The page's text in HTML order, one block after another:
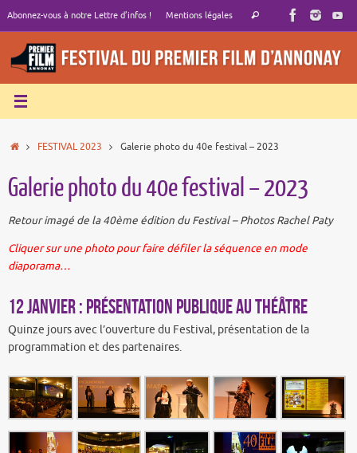
contenu
Abonnez-vous à notre Lettre d’infos ! Mentions légales
Recherche
Rechercher
AccueilFESTIVAL 2023 Galerie photo du 40e festival – 2023
Galerie photo du 40e festival – 2023
Retour imagé de la 40ème édition du Festival – Photos Rachel Paty
Cliquer sur une photo pour faire défiler la séquence en mode
diaporama…
12 janvier : Présentation publique au Théâtre
Quinze jours avec l’ouverture du Festival, présentation de la
programmation et des partenaires.